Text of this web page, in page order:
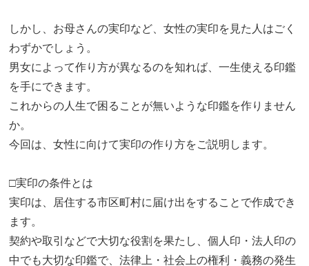
しかし、お母さんの実印など、女性の実印を見た人はごく
わずかでしょう。
男女によって作り方が異なるのを知れば、一生使える印鑑
を手にできます。
これからの人生で困ることが無いような印鑑を作りません
か。
今回は、女性に向けて実印の作り方をご説明します。
□実印の条件とは
実印は、居住する市区町村に届け出をすることで作成でき
ます。
契約や取引などで大切な役割を果たし、個人印・法人印の
中でも大切な印鑑で、法律上・社会上の権利・義務の発生